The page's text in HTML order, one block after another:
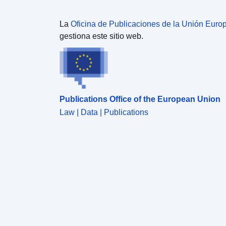
La Oficina de Publicaciones de la Unión
gestiona este sitio web.
Publications Office of the European Union
Law | Data | Publications